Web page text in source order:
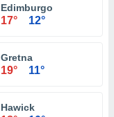
Edimburgo
17° 12°
Gretna
19° 11°
Hawick